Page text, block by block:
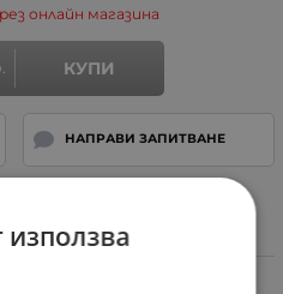
онлайн магазина
КУПИ
НАПРАВИ ЗАПИТВАНЕ
използва